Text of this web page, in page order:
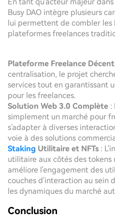
Busy DAO intègre plusieurs
lui permettent de combler les
plateformes freelances
Plateforme Freelance
centralisation, le projet
services tout en garantissant
pour les freelances.
Solution Web 3.0 Complète :
simplement un marché pour
s'adapter à diverses
voie à des solutions
Staking Utilitaire et NFTs :
utilitaire aux côtés des tokens
améliore l'engagement des
couches d'interaction au sein
les dynamiques du marché
Conclusion